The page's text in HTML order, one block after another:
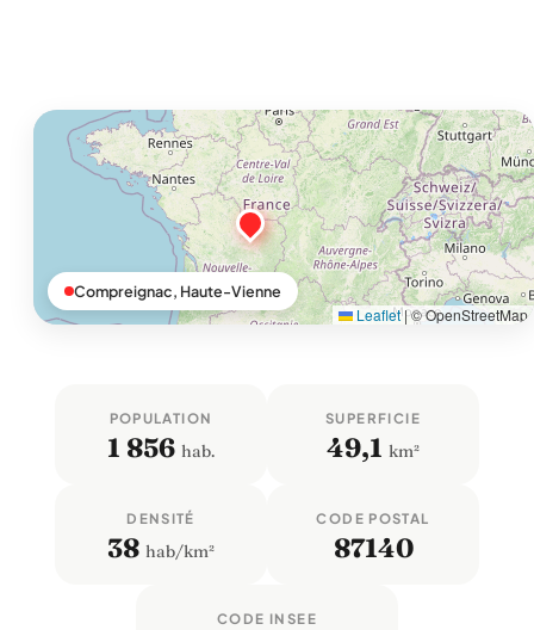
Leaflet |© OpenStreetMap
Compreignac, Haute-Vienne
POPULATION
1 856 hab.
SUPERFICIE
49,1 km²
DENSITÉ
38 hab/km²
CODE POSTAL
87140
CODE INSEE